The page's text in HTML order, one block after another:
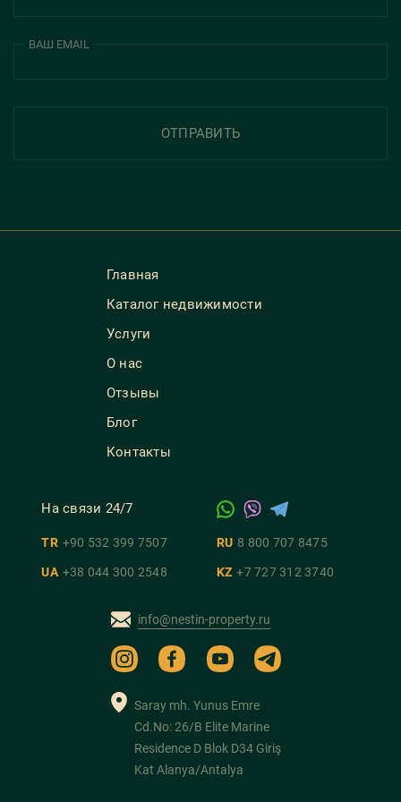
ВАШ EMAIL
ОТПРАВИТЬ
Главная
Каталог недвижимости
Услуги
О нас
Отзывы
Блог
Контакты
На связи 24/7
TR +90 532 399 7507 RU 8 800 707 8475
UA +38 044 300 2548 KZ +7 727 312 3740
info@nestin-property.ru
Saray mh. Yunus Emre
Cd.No: 26/B Elite Marine
Residence D Blok D34 Giriş
Kat Alanya/Antalya